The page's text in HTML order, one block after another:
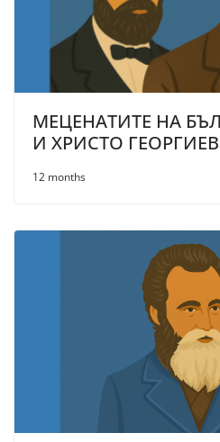
МЕЦЕНАТИТЕ НА
И ХРИСТО ГЕОРГИЕВ
12 months